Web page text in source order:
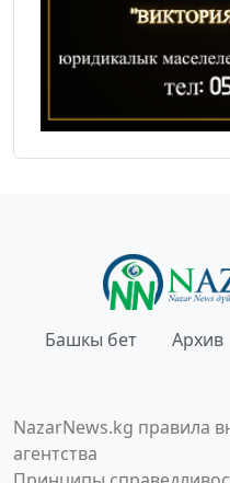
Башкы бет Архив
NazarNews.kg правила
агентства